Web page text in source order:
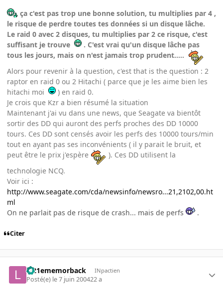
ça c'est pas trop une bonne solution, tu multiplies par 4 ,
le risque de perdre toutes tes données si un disque lâche.
Le raid 0 avec 2 disques, tu multiplies par 2 ce risque, c'est
suffisant je trouve
. C'est vrai qu'un disque lâche pas
tous les jours, mais on n'est jamais trop prudent.....
Alors pour revenir à la question, c'est that is the question : 2
raptor en raid 0 ou 2 Hitachi ( parce que je les aime bien les
hitachi moi
) en raid 0.
Je crois que Kzr a bien résumé la situation
Maintenant j'ai vu dans une news, que Seagate va bientôt
sortir des DD qui auront des perfs proches des DD 10000
tours. Ces DD sont censés avoir les perfs des 10000 tours/min
tout en ayant pas ses inconvénients ( il y parait le bruit, et
peut être le prix j'espère
). Ces DD utilisent la
technologie NCQ.
Voir ici :
http://www.seagate.com/cda/newsinfo/newsro...21,2102,00.ht
ml
On ne parlait pas de risque de crash... mais de perfs
.
Citer
le21ememorback INpactien
Posté(e) le 7 juin 200422 a